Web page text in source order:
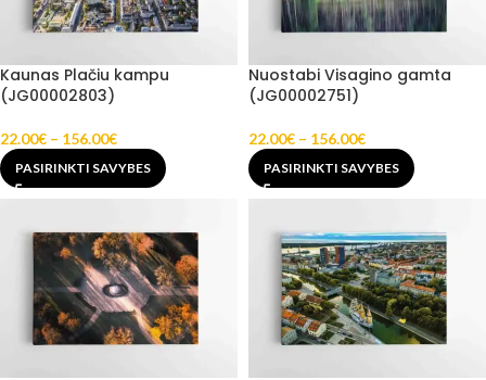
Kaunas Plačiu kampu
(JG00002803)
22.00€ – 156.00€
PASIRINKTI SAVYBES
Nuostabi Visagino gamta
(JG00002751)
22.00€ – 156.00€
PASIRINKTI SAVYBES